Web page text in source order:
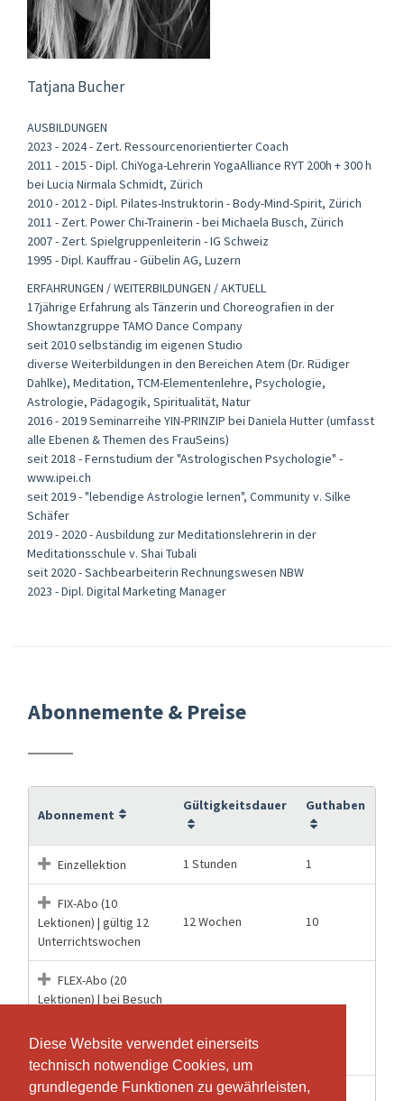
Diese Website verwendet einerseits
technisch notwendige Cookies, um
grundlegende Funktionen zu gewährleisten,
Diese Website verwendet einerseits
technisch notwendige Cookies, um
grundlegende Funktionen zu gewährleisten,
Tatjana Bucher
AUSBILDUNGEN
2023 - 2024 - Zert. Ressourcenorientierter Coach
2011 - 2015 - Dipl. ChiYoga-Lehrerin YogaAlliance RYT 200h + 300 h
bei Lucia Nirmala Schmidt, Zürich
2010 - 2012 - Dipl. Pilates-Instruktorin - Body-Mind-Spirit, Zürich
2011 - Zert. Power Chi-Trainerin - bei Michaela Busch, Zürich
2007 - Zert. Spielgruppenleiterin - IG Schweiz
1995 - Dipl. Kauffrau - Gübelin AG, Luzern
ERFAHRUNGEN / WEITERBILDUNGEN / AKTUELL
17jährige Erfahrung als Tänzerin und Choreografien in der
Showtanzgruppe TAMO Dance Company
seit 2010 selbständig im eigenen Studio
diverse Weiterbildungen in den Bereichen Atem (Dr. Rüdiger
Dahlke), Meditation, TCM-Elementenlehre, Psychologie,
Astrologie, Pädagogik, Spiritualität, Natur
2016 - 2019 Seminarreihe YIN-PRINZIP bei Daniela Hutter (umfasst
alle Ebenen & Themen des FrauSeins)
seit 2018 - Fernstudium der "Astrologischen Psychologie" -
www.ipei.ch
seit 2019 - "lebendige Astrologie lernen", Community v. Silke
Schäfer
2019 - 2020 - Ausbildung zur Meditationslehrerin in der
Meditationsschule v. Shai Tubali
seit 2020 - Sachbearbeiterin Rechnungswesen NBW
2023 - Dipl. Digital Marketing Manager
Abonnemente & Preise
Abonnement
Gültigkeitsdauer Guthaben
Einzellektion 1 Stunden 1
FIX-Abo (10
Lektionen) | gültig 12
Unterrichtswochen
12 Wochen 10
FLEX-Abo (20
Lektionen) | bei Besuch
gültig 12
Unterrichtswochen
FLOW-Abo 19